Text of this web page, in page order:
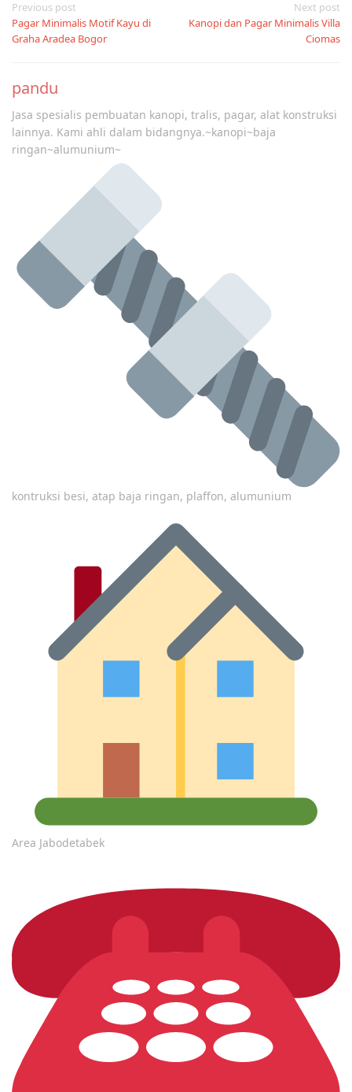
Post
navigation
Previous post
Pagar Minimalis Motif Kayu di
Graha Aradea Bogor
Next post
Kanopi dan Pagar Minimalis Villa
Ciomas
pandu
Jasa spesialis pembuatan kanopi, tralis, pagar, alat konstruksi
lainnya. Kami ahli dalam bidangnya.~kanopi~baja
ringan~alumunium~
kontruksi besi, atap baja ringan, plaffon, alumunium
Area Jabodetabek